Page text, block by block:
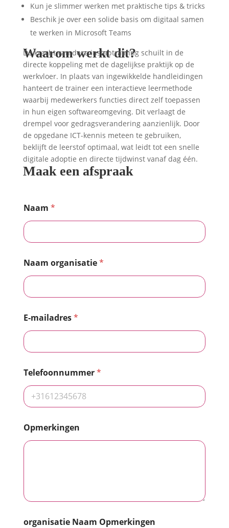
Kun je slimmer werken met praktische tips & tricks
Beschik je over een solide basis om digitaal samen
te werken in Microsoft Teams
Waarom werkt dit?
De kracht van deze instaptraining schuilt in de
directe koppeling met de dagelijkse praktijk op de
werkvloer. In plaats van ingewikkelde handleidingen
hanteert de trainer een interactieve leermethode
waarbij medewerkers functies direct zelf toepassen
in hun eigen softwareomgeving. Dit verlaagt de
drempel voor gedragsverandering aanzienlijk. Door
de opgedane ICT-kennis meteen te gebruiken,
beklijft de leerstof optimaal, wat leidt tot een snelle
digitale adoptie en directe tijdwinst vanaf dag één.
Maak een afspraak
Naam *
Naam organisatie*
E-mailadres*
Telefoonnummer*
Opmerkingen
organisatie Naam Opmerkingen